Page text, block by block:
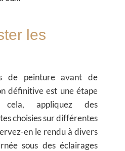
les
de peintureavant de
définitive est une étape
cela, appliquez des
choisies sur différentes
en le rendu à divers
sous des éclairages